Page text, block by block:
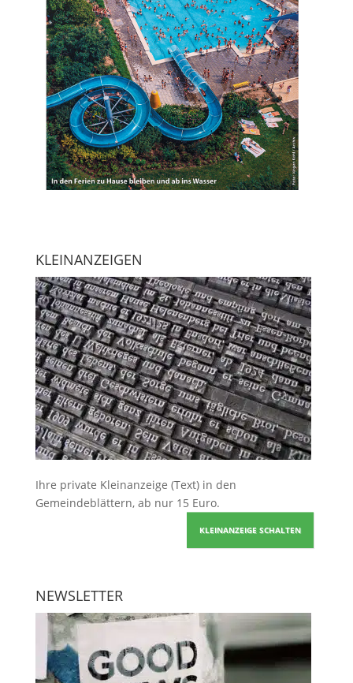
KLEINANZEIGEN
Ihre private Kleinanzeige (Text) in den
Gemeindeblättern, ab nur 15 Euro.
KLEINANZEIGE SCHALTEN
NEWSLETTER